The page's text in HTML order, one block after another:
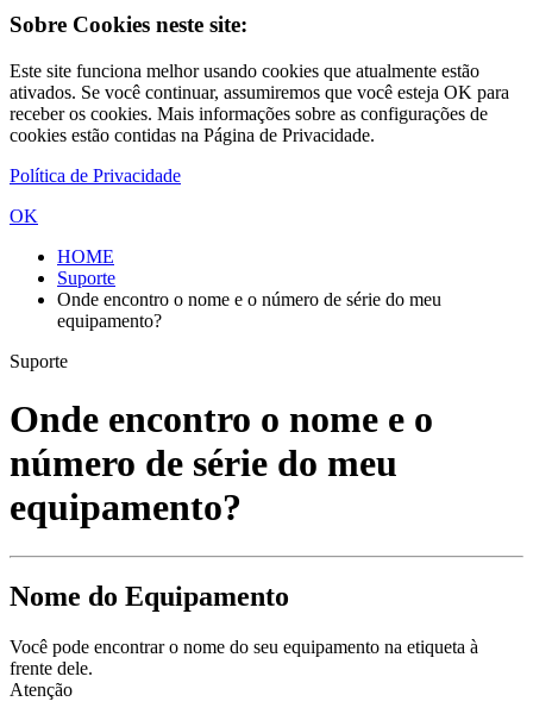
Sobre Cookies neste site:
Este site funciona melhor usando cookies que atualmente estão
ativados. Se você continuar, assumiremos que você esteja OK para
receber os cookies. Mais informações sobre as configurações de
cookies estão contidas na Página de Privacidade.
Política de Privacidade
OK
HOME
Suporte
Onde encontro o nome e o número de série do meu
equipamento?
Suporte
Onde encontro o nome e o
número de série do meu
equipamento?
Nome do Equipamento
Você pode encontrar o nome do seu equipamento na etiqueta à
frente dele.
Atenção